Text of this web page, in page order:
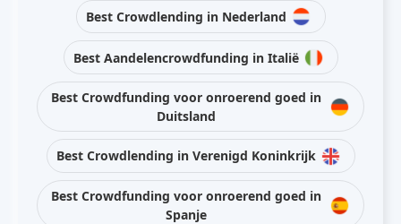
Best Crowdlending in Nederland
Best Aandelencrowdfunding in Italië
Best Crowdfunding voor onroerend goed in
Duitsland
Best Crowdlending in Verenigd Koninkrijk
Best Crowdfunding voor onroerend goed in
Spanje